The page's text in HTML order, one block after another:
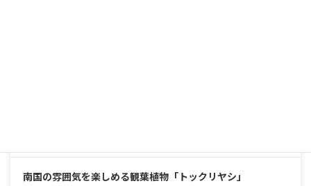
南国の雰囲気を楽しめる観葉植物「トックリヤシ」